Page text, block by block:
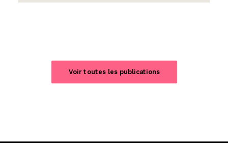
Voir toutes les publications